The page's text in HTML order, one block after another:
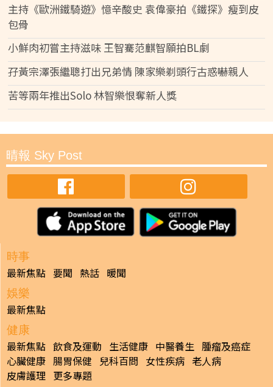
主持《歐洲鐵騎遊》憶辛酸史 袁偉豪拍《鐵探》瘦到皮
包骨
小鮮肉初嘗主持滋味 王智騫范麒智願拍BL劇
孖黃宗澤張繼聰打出兄弟情 陳家樂剃頭行古惑嚇親人
苦等兩年推出Solo 林智樂恨奪新人獎
晴報 Sky Post
時事
最新焦點 要聞 熱話 暖聞
娛樂
最新焦點
健康
最新焦點 飲食及運動 生活健康 中醫養生 腫瘤及癌症
心臟健康 腸胃保健 兒科百問 女性疾病 老人病
皮膚護理 更多專題